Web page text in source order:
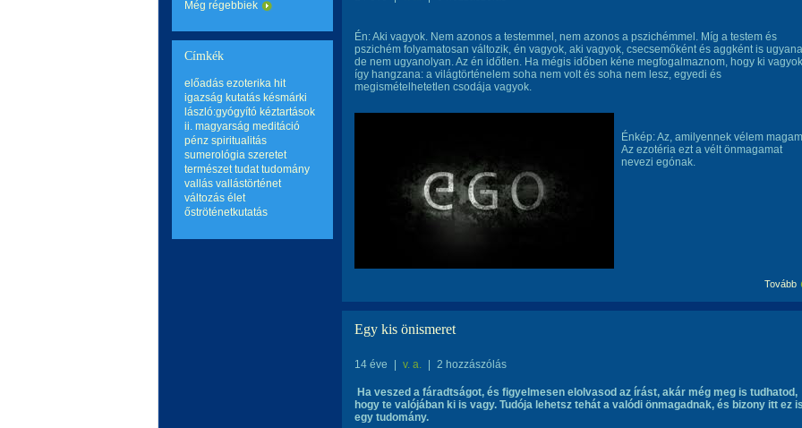
Még régebbiek
Címkék
előadás ezoterika hit
igazság kutatás késmárki
lászló:gyógyító kéztartások
ii. magyarság meditáció
pénz spiritualitás
sumerológia szeretet
természet tudat tudomány
vallás vallástörténet
változás élet
őströténetkutatás
Én: Aki vagyok. Nem azonos a testemmel, nem azonos a pszichémmel. Míg a testem és
pszichém folyamatosan változik, én vagyok, aki vagyok, csecsemőként és aggként is
de nem ugyanolyan. Az én időtlen. Ha mégis időben kéne megfogalmaznom, hogy ki
így hangzana: a világtörténelem soha nem volt és soha nem lesz, egyedi és
megismételhetetlen csodája vagyok.
Énkép: Az, amilyennek vélem
Az ezotéria ezt a vélt önmagamat
nevezi egónak.
Tovább
Egy kis önismeret
14 éve v. a. 2 hozzászólás
Ha veszed a fáradtságot, és figyelmesen elolvasod az írást, akár még meg is tudhatod,
hogy te valójában ki is vagy. Tudója lehetsz tehát a valódi önmagadnak, és bizony itt ez
egy tudomány.